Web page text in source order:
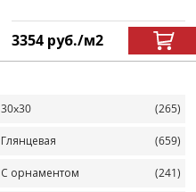
3354 руб./м2
30x30 (265)
Глянцевая (659)
С орнаментом (241)